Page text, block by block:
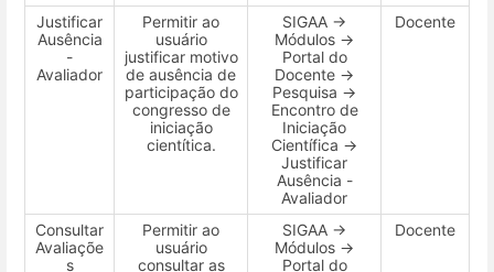
Justificar
Ausência
-
Avaliador
Permitir ao
usuário
justificar motivo
de ausência de
participação do
congresso de
iniciação
cientítica.
SIGAA →
Módulos →
Portal do
Docente →
Pesquisa →
Encontro de
Iniciação
Científica →
Justificar
Ausência -
Avaliador
Docente
Consultar
Avaliaçõe
s
Permitir ao
usuário
consultar as
SIGAA →
Módulos →
Portal do
Docente